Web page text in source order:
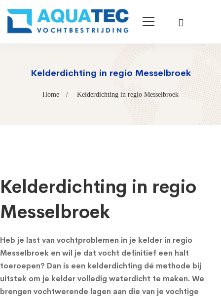
Kelderdichting in regio Messelbroek
Home Kelderdichting in regio Messelbroek
Kelderdichting in regio
Messelbroek
Heb je last van vochtproblemen in je kelder in regio
Messelbroek en wil je dat vocht definitief een halt
toeroepen? Dan is een kelderdichting dé methode bij
uitstek om je kelder volledig waterdicht te maken. We
brengen vochtwerende lagen aan die van je vochtige